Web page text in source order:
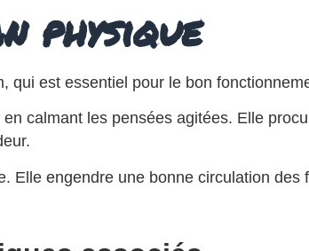
physique
qui est essentiel pour le bon
calmant les pensées agitées. Elle
Elle engendre une bonne circulation des